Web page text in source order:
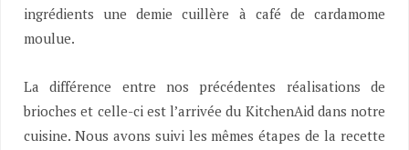
ingrédients une demie cuillère à café de cardamome
moulue.
La différence entre nos précédentes réalisations de
brioches et celle-ci est l’arrivée du KitchenAid dans notre
cuisine. Nous avons suivi les mêmes étapes de la recette